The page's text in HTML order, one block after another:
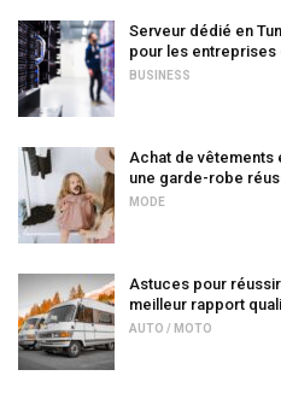
Serveur dédié en
pour les entreprises
BUSINESS
Achat de vêtements
une garde-robe
MODE
Astuces pour
meilleur rapport
AUTO / MOTO